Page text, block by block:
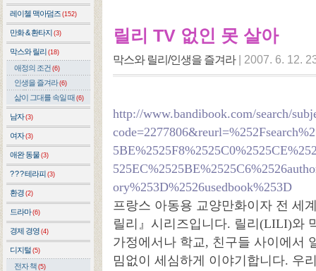
레이첼 맥아덤즈 (152)
만화 & 환타지 (3)
막스와 릴리 (18)
애정의 조건 (6)
인생을 즐겨라(6)
삶이 그대를 속일 때 (6)
남자(3)
여자(3)
애완 동물(3)
? ? ? 테라피 (3)
환경 (2)
드라마(6)
경제 경영 (4)
디지털 (5)
전자 책 (5)
릴리 TV 없인 못 살아
막스와 릴리/인생을 즐겨라| 2007. 6. 12.
http://www.bandibook.com/search/
ory%253D%2526usedbook%253D
프랑스 아동용 교양만화이자 전 세
릴리』시리즈입니다. 릴리(LILI)와
가정에서나 학교, 친구들 사이에서
밈없이 세심하게 이야기합니다. 우